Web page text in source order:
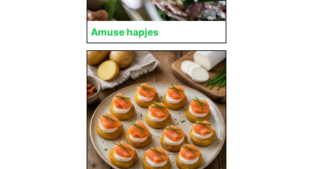
Amuse hapjes